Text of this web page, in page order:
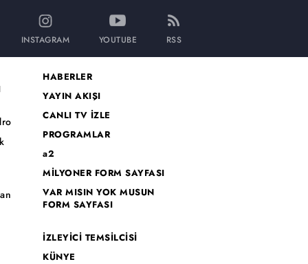
INSTAGRAM YOUTUBE RSS
HABERLER
YAYIN AKIŞI
CANLI TV İZLE
PROGRAMLAR
a2
MİLYONER FORM SAYFASI
VAR MISIN YOK MUSUN
FORM SAYFASI
İZLEYİCİ TEMSİLCİSİ
KÜNYE